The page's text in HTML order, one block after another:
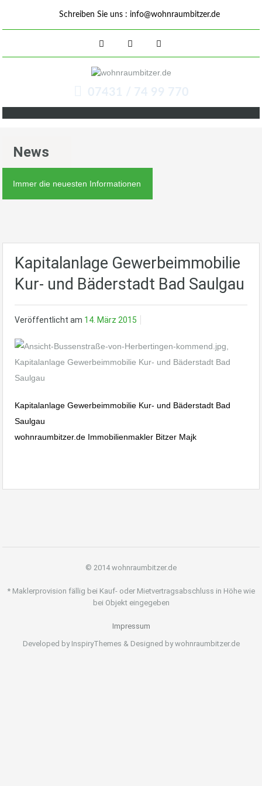
Schreiben Sie uns : info@wohnraumbitzer.de
07431 / 74 99 770
News
Immer die neuesten Informationen
Kapitalanlage Gewerbeimmobilie
Kur- und Bäderstadt Bad Saulgau
Veröffentlicht am 14. März 2015
Kapitalanlage Gewerbeimmobilie Kur- und Bäderstadt Bad
Saulgau
wohnraumbitzer.de Immobilienmakler Bitzer Majk
© 2014 wohnraumbitzer.de
* Maklerprovision fällig bei Kauf- oder Mietvertragsabschluss in Höhe wie
bei Objekt eingegeben
Impressum
Developed by InspiryThemes & Designed by wohnraumbitzer.de